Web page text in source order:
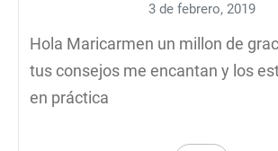
3 de febrero, 2019
Hola Maricarmen un millon de
tus consejos me encantan y los
en práctica